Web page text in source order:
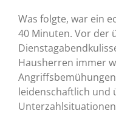
Was folgte, war ein
40 Minuten. Vor der
Hausherren immer
leidenschaftlich und